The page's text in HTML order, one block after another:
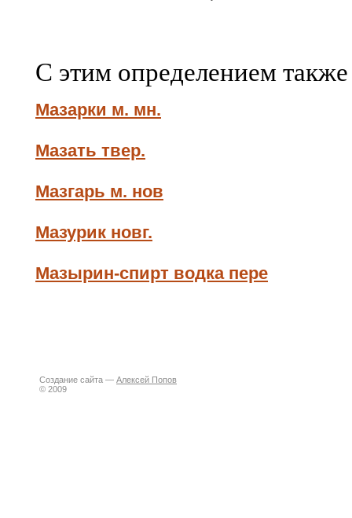
С этим определением
Мазарки м. мн.
Мазать твер.
Мазгарь м. нов
Мазурик новг.
Мазырин-спирт водка пере
Создание сайта — Алексей Попов
© 2009